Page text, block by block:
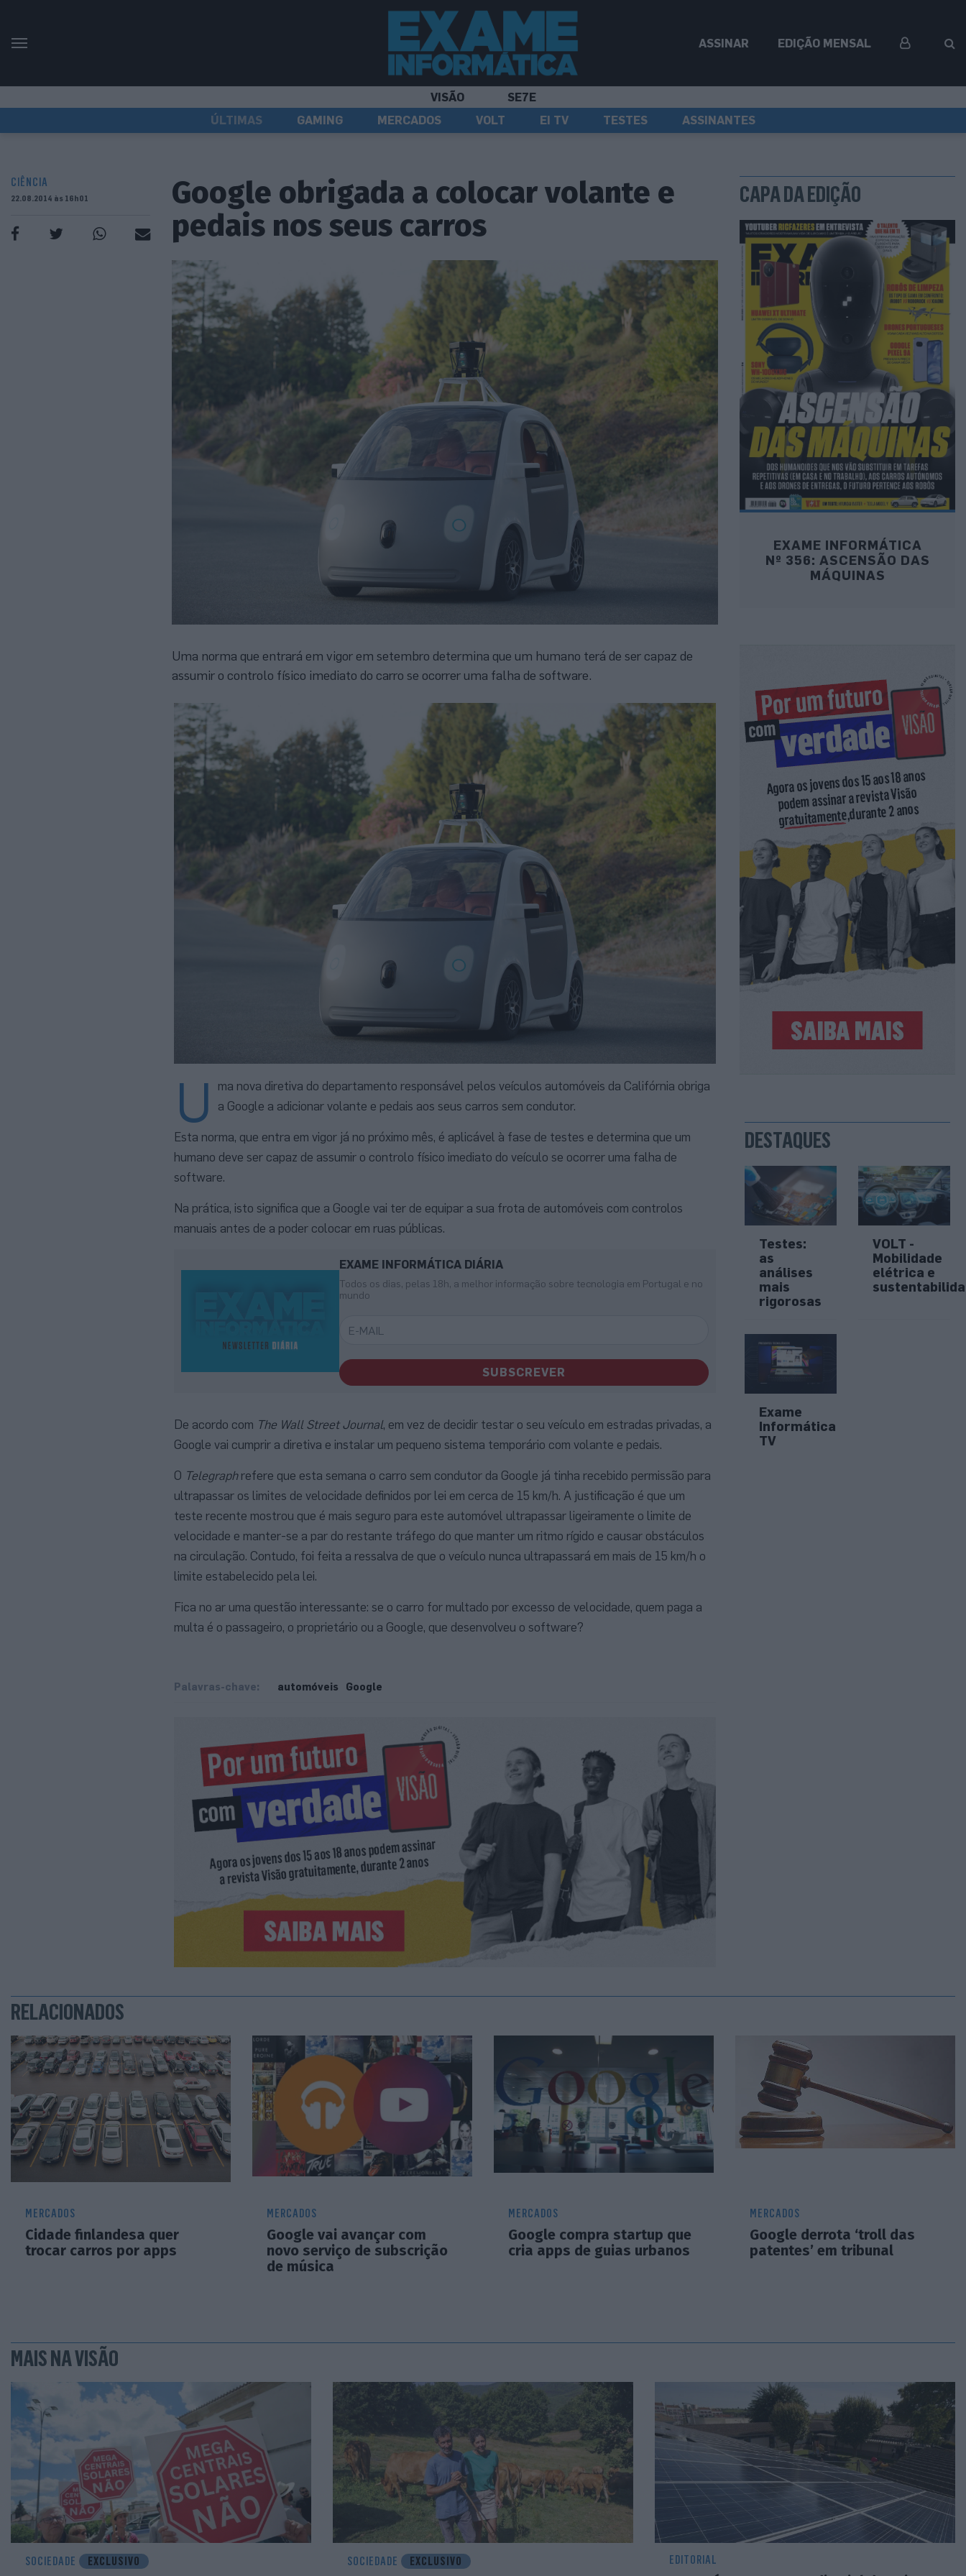
ASSINAR EDIÇÃO MENSAL
VISÃO
SE7E
ÚLTIMAS
GAMING MERCADOS VOLT EI TV TESTES ASSINANTES
CIÊNCIA
22.08.2014 às 16h01
Google obrigada a colocar volante e
pedais nos seus carros
Uma norma que entrará em vigor em setembro determina que um humano terá de ser capaz de
assumir o controlo físico imediato do carro se ocorrer uma falha de software.
U
ma nova diretiva do departamento responsável pelos veículos automóveis da Califórnia obriga
a Google a adicionar volante e pedais aos seus carros sem condutor.
Esta norma, que entra em vigor já no próximo mês, é aplicável à fase de testes e determina que um
humano deve ser capaz de assumir o controlo físico imediato do veículo se ocorrer uma falha de
software.
Na prática, isto significa que a Google vai ter de equipar a sua frota de automóveis com controlos
manuais antes de a poder colocar em ruas públicas.
EXAME INFORMÁTICA DIÁRIA
Todos os dias, pelas 18h, a melhor informação sobre tecnologia em Portugal e no
mundo
SUBSCREVER
De acordo com The Wall Street Journal, em vez de decidir testar o seu veículo em estradas privadas, a
Google vai cumprir a diretiva e instalar um pequeno sistema temporário com volante e pedais.
O Telegraphrefere que esta semana o carro sem condutor da Google já tinha recebido permissão para
ultrapassar os limites de velocidade definidos por lei em cerca de 15 km/h. A justificação é que um
teste recente mostrou que é mais seguro para este automóvel ultrapassar ligeiramente o limite de
velocidade e manter-se a par do restante tráfego do que manter um ritmo rígido e causar obstáculos
na circulação. Contudo, foi feita a ressalva de que o veículo nunca ultrapassará em mais de 15 km/h o
limite estabelecido pela lei.
Fica no ar uma questão interessante: se o carro for multado por excesso de velocidade, quem paga a
multa é o passageiro, o proprietário ou a Google, que desenvolveu o software?
Palavras-chave: automóveis Google
CAPA DA EDIÇÃO
EXAME INFORMÁTICA
Nº 356: ASCENSÃO DAS
MÁQUINAS
DESTAQUES
Testes:
as
análises
mais
rigorosas
VOLT -
Mobilidade
elétrica e
Exame
Informática
TV
RELACIONADOS
MERCADOS
Cidade finlandesa quer
trocar carros por apps
MERCADOS
Google vai avançar com
novo serviço de subscrição
de música
MERCADOS
Google compra startup que
cria apps de guias urbanos
MERCADOS
Google derrota ‘troll das
patentes’ em tribunal
MAIS NA VISÃO
SOCIEDADE EXCLUSIVO SOCIEDADE EXCLUSIVO EDITORIAL